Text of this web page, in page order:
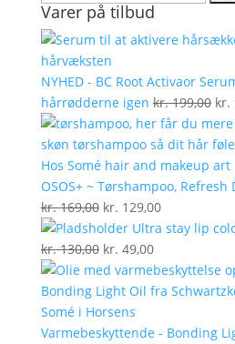
efter:
Varer på tilbud
NYHED - BC Root Activaor
hårrødderne igen kr.199,00
var:
kr.
kr.
OSOS+ ~ Tørshampoo, Refresh
kr.169,00 Den
oprindelige
pris
var:
kr. 169,00.
kr. 129,00Den
aktuelle
er:
kr. 129,00.
Ultra stay lip
kr.130,00 Den
oprindelige
pris
var:
kr. 130,00.
kr. 49,00Den
aktuelle
pris
kr. 49,00.
Varmebeskyttende - Bonding